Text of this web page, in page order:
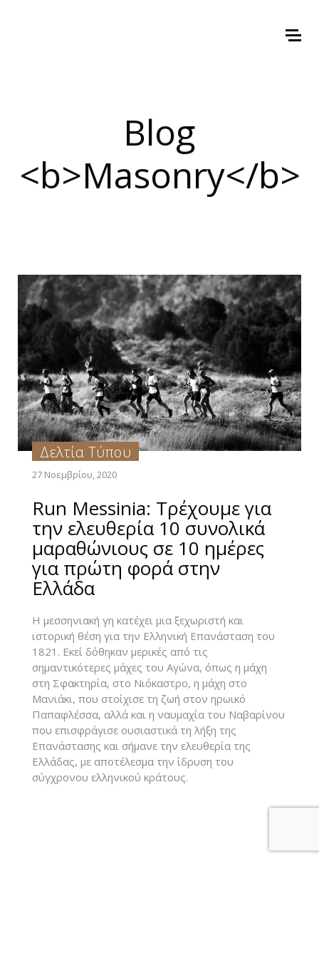
Blog
<b>Masonry</b>
Δελτία Τύπου
27 Νοεμβρίου, 2020
Run Messinia: Τρέχουμε για
την ελευθερία 10 συνολικά
μαραθώνιους σε 10 ημέρες
για πρώτη φορά στην
Ελλάδα
Η μεσσηνιακή γη κατέχει μια ξεχωριστή και
ιστορική θέση για την Ελληνική Επανάσταση του
1821. Εκεί δόθηκαν μερικές από τις
σημαντικότερες μάχες του Αγώνα, όπως η μάχη
στη Σφακτηρία, στο Νιόκαστρο, η μάχη στο
Μανιάκι, που στοίχισε τη ζωή στον ηρωικό
Παπαφλέσσα, αλλά και η ναυμαχία του Ναβαρίνου
που επισφράγισε ουσιαστικά τη λήξη της
Επανάστασης και σήμανε την ελευθερία της
Ελλάδας, με αποτέλεσμα την ίδρυση του
σύγχρονου ελληνικού κράτους.